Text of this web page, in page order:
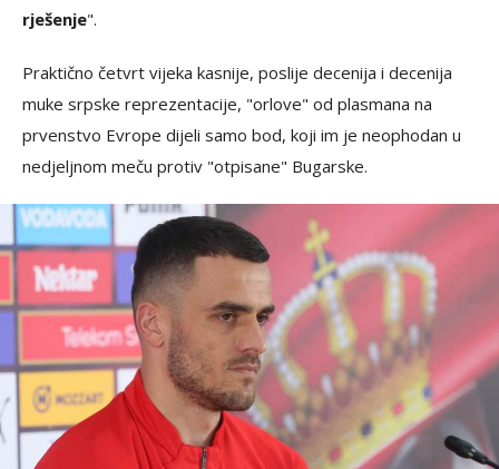
rješenje".
Praktično četvrt vijeka kasnije, poslije decenija i decenija
muke srpske reprezentacije, "orlove" od plasmana na
prvenstvo Evrope dijeli samo bod, koji im je neophodan u
nedjeljnom meču protiv "otpisane" Bugarske.